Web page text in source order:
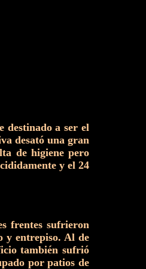
destinado a ser el
desató una gran
de higiene pero
y el 24
frentes sufrieron
y entrepiso. Al de
también sufrió
por patios de